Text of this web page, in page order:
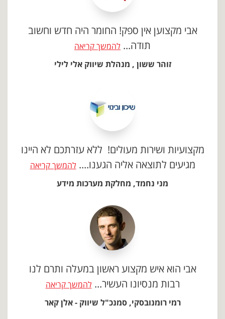
אבי מקצוען אין ספק! החומר היה חדש וחשוב
תודה... להמשך קריאה
זוהר ששון , מנהלת שיווק אלי לילי
מקצועיות ושירות מעולים! ללא עזרתכם לא היינו
מגיעים לתוצאה אליה הגענו....להמשך קריאה
מני נחמד, מחלקת מערכות מידע
אבי הוא איש מקצוע ראשון במעלה ותרם לנו
רבות מנסיונו העשיר...להמשך קריאה
רמי רומנובסקי, סמנכ"ל שיווק - אלן קאר